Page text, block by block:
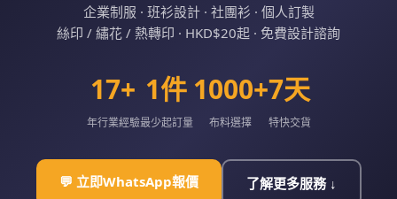
企業制服 · 班衫設計 · 社團衫 · 個人訂製
絲印 / 繡花 / 熱轉印 · HKD$20起 · 免費設計諮詢
17+
年行業經驗
1件
最少起訂量
1000+
布料選擇
7天
特快交貨
💬 立即WhatsApp報價 了解更多服務 ↓